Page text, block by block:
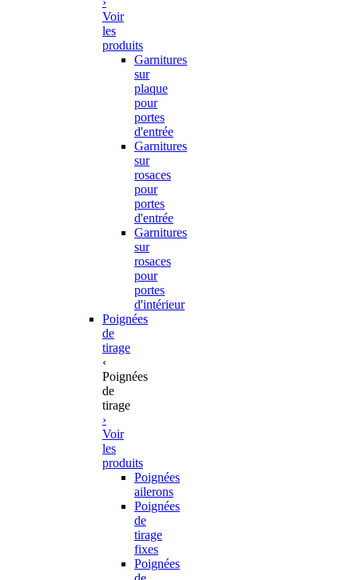
Voir
les
produits
Garnitures
sur
plaque
pour
portes
d'entrée
Garnitures
sur
rosaces
pour
portes
d'entrée
Garnitures
sur
rosaces
pour
portes
d'intérieur
Poignées
de
tirage
‹
Poignées
de
tirage
›
Voir
les
produits
Poignées
ailerons
Poignées
de
tirage
fixes
Poignées